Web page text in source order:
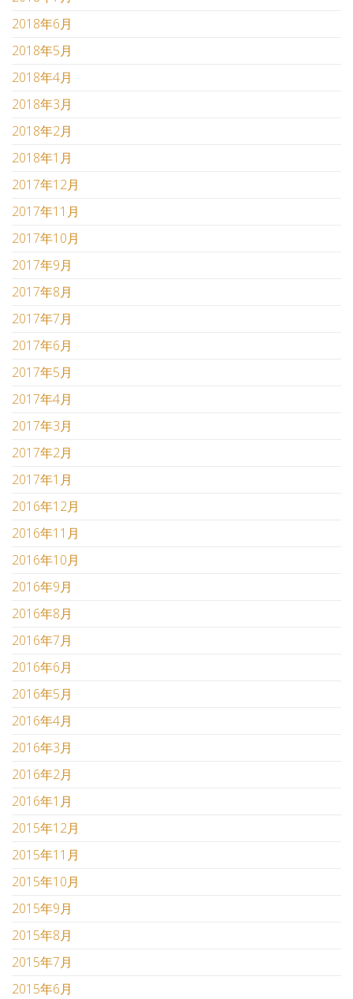
2018年6月
2018年5月
2018年4月
2018年3月
2018年2月
2018年1月
2017年12月
2017年11月
2017年10月
2017年9月
2017年8月
2017年7月
2017年6月
2017年5月
2017年4月
2017年3月
2017年2月
2017年1月
2016年12月
2016年11月
2016年10月
2016年9月
2016年8月
2016年7月
2016年6月
2016年5月
2016年4月
2016年3月
2016年2月
2016年1月
2015年12月
2015年11月
2015年10月
2015年9月
2015年8月
2015年7月
2015年6月